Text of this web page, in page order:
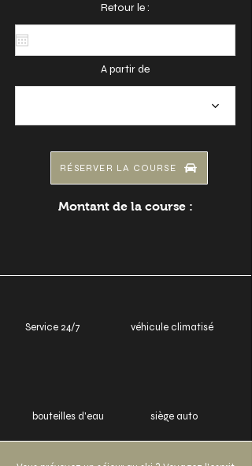
Retour le :
A partir de
RÉSERVER LA COURSE
Montant de la course :
Service 24/7
bouteilles d'eau
véhicule climatisé
siège auto